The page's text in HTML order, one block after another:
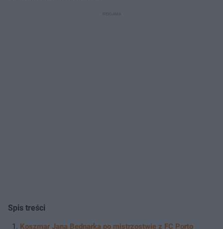
Spis treści
Koszmar Jana Bednarka po mistrzostwie z FC Porto